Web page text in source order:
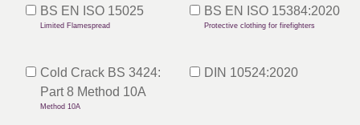
BS EN ISO 15025
Limited Flamespread
BS EN ISO 15384:2020
Protective clothing for firefighters
Cold Crack BS 3424:
Part 8 Method 10A
Method 10A
DIN 10524:2020